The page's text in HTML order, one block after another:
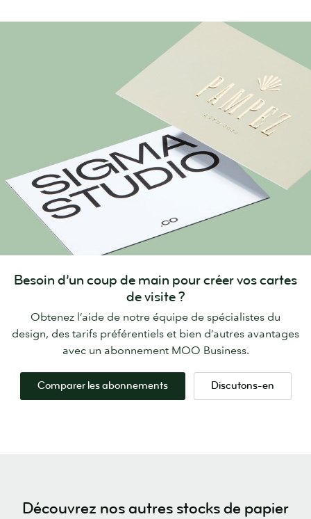
Besoin d’un coup de main pour créer vos cartes
de visite ?
Obtenez l’aide de notre équipe de spécialistes du
design, des tarifs préférentiels et bien d’autres avantages
avec un abonnement MOO Business.
Comparer les abonnements Discutons-en
Découvrez nos autres stocks de papier